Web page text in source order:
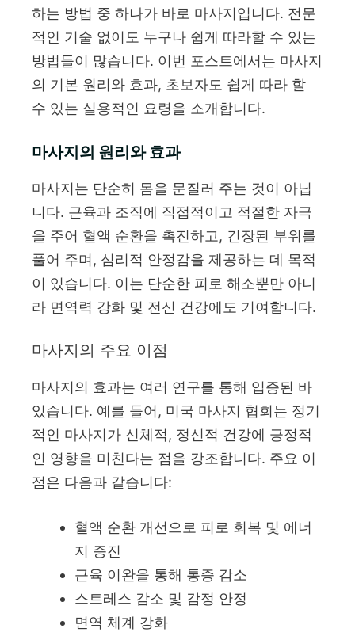
하는 방법 중 하나가 바로 마사지입니다. 전문
적인 기술 없이도 누구나 쉽게 따라할 수 있는
방법들이 많습니다. 이번 포스트에서는 마사지
의 기본 원리와 효과, 초보자도 쉽게 따라 할
수 있는 실용적인 요령을 소개합니다.
마사지의 원리와 효과
마사지는 단순히 몸을 문질러 주는 것이 아닙
니다. 근육과 조직에 직접적이고 적절한 자극
을 주어 혈액 순환을 촉진하고, 긴장된 부위를
풀어 주며, 심리적 안정감을 제공하는 데 목적
이 있습니다. 이는 단순한 피로 해소뿐만 아니
라 면역력 강화 및 전신 건강에도 기여합니다.
마사지의 주요 이점
마사지의 효과는 여러 연구를 통해 입증된 바
있습니다. 예를 들어, 미국 마사지 협회는 정기
적인 마사지가 신체적, 정신적 건강에 긍정적
인 영향을 미친다는 점을 강조합니다. 주요 이
점은 다음과 같습니다:
혈액 순환 개선으로 피로 회복 및 에너
지 증진
근육 이완을 통해 통증 감소
스트레스 감소 및 감정 안정
면역 체계 강화